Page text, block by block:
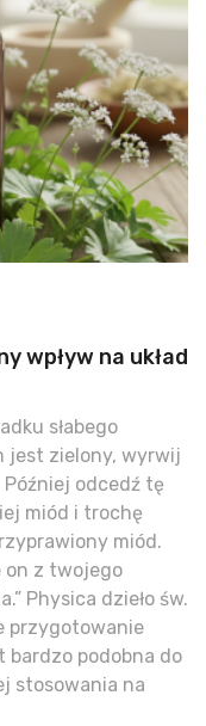
wpływ na układ
słabego
jest zielony, wyrwij
odcedź tę
miód i trochę
miód.
on z twojego
Physica dzieło św.
przygotowanie
bardzo podobna do
stosowania na